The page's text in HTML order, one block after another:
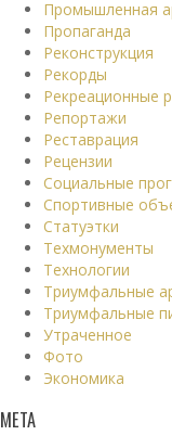
Промышленная
Пропаганда
Реконструкция
Рекорды
Рекреационные
Репортажи
Реставрация
Рецензии
Социальные
Спортивные
Статуэтки
Техмонументы
Технологии
Триумфальные
Триумфальные
Утраченное
Фото
Экономика
МЕТА